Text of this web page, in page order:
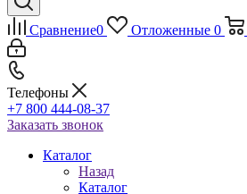
Сравнение0 Отложенные 0
Телефоны
+7 800 444-08-37
Заказать звонок
Каталог
Назад
Каталог